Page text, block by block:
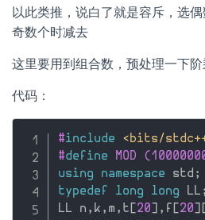
以此类推，说白了就是容斥，选
奇数个时减去
这里要用到组合数，预处理一下
代码：
#include
<bits/
#define MOD
using
namespace std ;
typedef
long long LL ;
LL n , k , m , t [20] , f [20]